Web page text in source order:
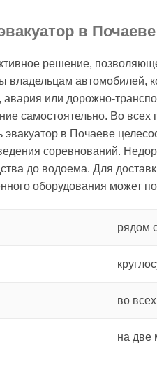
в Почаеве
решение,
владельцам автомобилей,
или дорожно-
самостоятельно. Во всех
эвакуатор в Почаеве
соревнований.
до водоема. Для
оборудования может
рядом
во
на две